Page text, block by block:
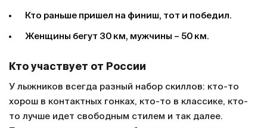
Кто раньше пришел на финиш, тот и победил.
Женщины бегут 30 км, мужчины – 50 км.
Кто участвует от России
У лыжников всегда разный набор скиллов: кто-то
хорош в контактных гонках, кто-то в классике, кто-
то лучше идет свободным стилем и так далее.